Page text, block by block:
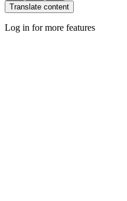
Translate content
Log in for more features